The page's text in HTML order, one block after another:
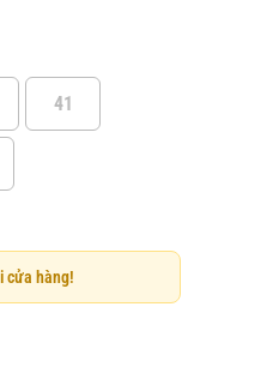
41
cửa hàng!